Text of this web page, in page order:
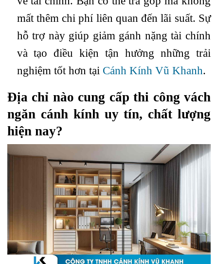
mất thêm chi phí liên quan đến lãi suất. Sự
hỗ trợ này giúp giảm gánh nặng tài chính
và tạo điều kiện tận hưởng những trải
nghiệm tốt hơn tại Cánh Kính Vũ Khanh.
Địa chỉ nào cung cấp thi công vách
ngăn cánh kính uy tín, chất lượng
hiện nay?